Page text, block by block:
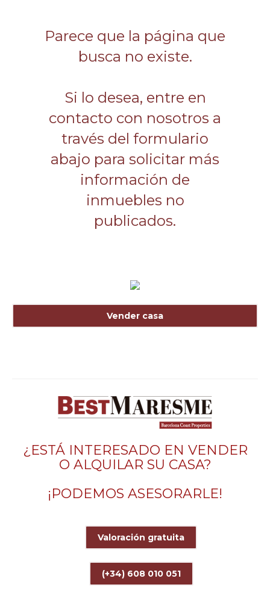
Parece que la página que
busca no existe.
Si lo desea, entre en
contacto con nosotros a
través del formulario
abajo para solicitar más
información de
inmuebles no
publicados.
Vender casa
¿ESTÁ INTERESADO EN VENDER
O ALQUILAR SU CASA?
¡PODEMOS ASESORARLE!
Valoración gratuita
(+34) 608 010 051